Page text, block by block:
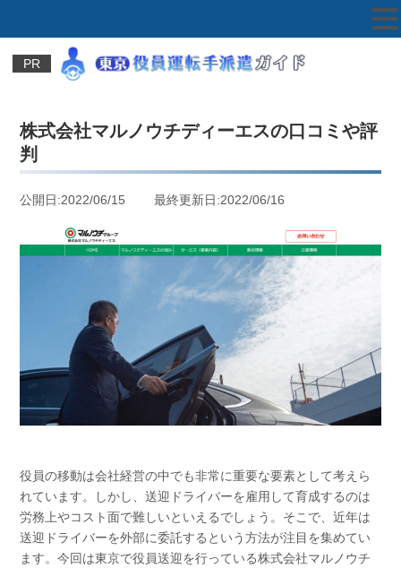
PR
株式会社マルノウチディーエスの口コミや評
判
公開日:2022/06/15 最終更新日:2022/06/16
役員の移動は会社経営の中でも非常に重要な要素として考えら
れています。しかし、送迎ドライバーを雇用して育成するのは
労務上やコスト面で難しいといえるでしょう。そこで、近年は
送迎ドライバーを外部に委託するという方法が注目を集めてい
ます。今回は東京で役員送迎を行っている株式会社マルノウチ